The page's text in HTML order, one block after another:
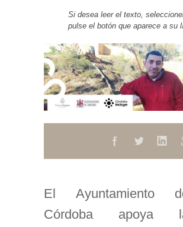
Si desea leer el texto,
pulse el botón que aparece a su
El Ayuntamiento
Córdoba apoya